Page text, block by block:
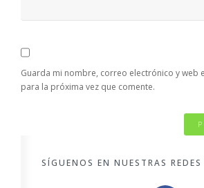
Guarda mi nombre, correo electrónico y web
para la próxima vez que comente.
SÍGUENOS EN NUESTRAS